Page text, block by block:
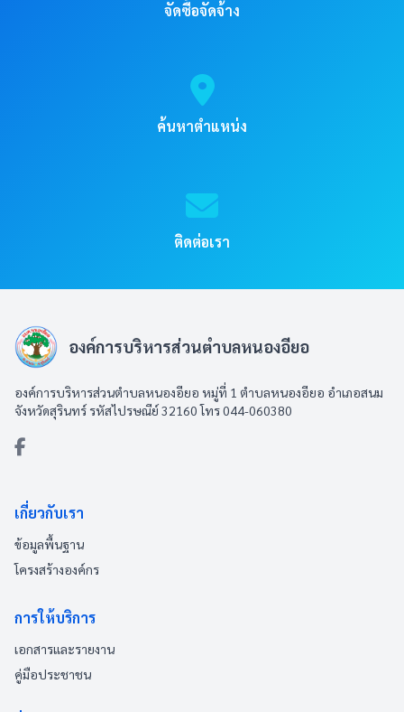
จัดซื้อจัดจ้าง
ค้นหาตำแหน่ง
ติดต่อเรา
องค์การบริหารส่วนตำบลหนองอียอ
องค์การบริหารส่วนตำบลหนองอียอ หมู่ที่ 1 ตำบลหนองอียอ อำเภอสนม
จังหวัดสุรินทร์ รหัสไปรษณีย์ 32160 โทร 044-060380
เกี่ยวกับเรา
ข้อมูลพื้นฐาน
โครงสร้างองค์กร
การให้บริการ
เอกสารและรายงาน
คู่มือประชาชน